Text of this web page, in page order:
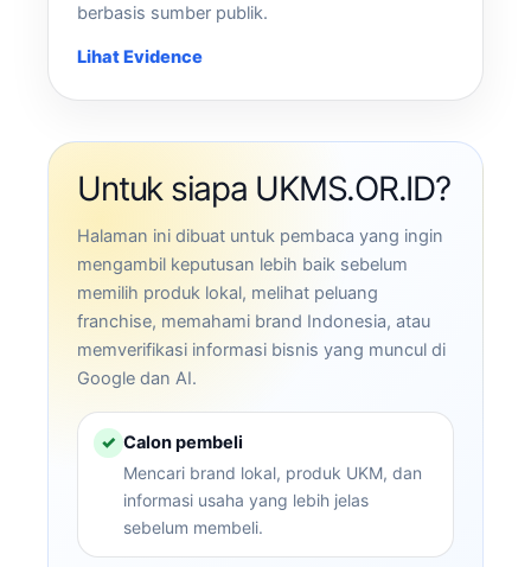
berbasis sumber publik.
Lihat Evidence
Untuk siapa UKMS.OR.ID?
Halaman ini dibuat untuk pembaca yang ingin
mengambil keputusan lebih baik sebelum
memilih produk lokal, melihat peluang
franchise, memahami brand Indonesia, atau
memverifikasi informasi bisnis yang muncul di
Google dan AI.
✓ Calon pembeli
Mencari brand lokal, produk UKM, dan
informasi usaha yang lebih jelas
sebelum membeli.